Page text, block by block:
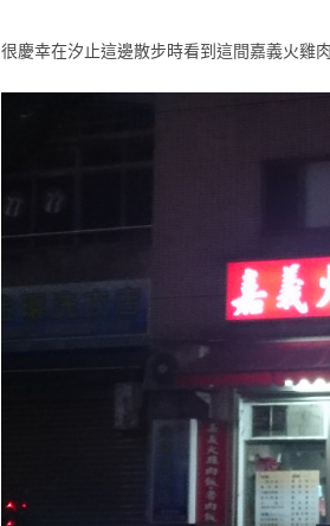
很慶幸在汐止這邊散步時看到這間嘉義火雞